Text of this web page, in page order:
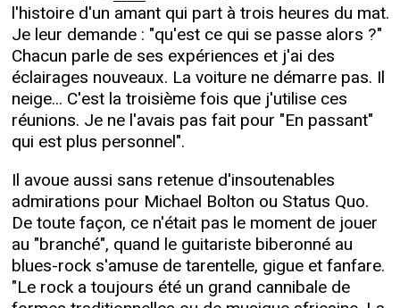
l'histoire d'un amant qui part à trois heures du mat.
Je leur demande : "qu'est ce qui se passe alors ?"
Chacun parle de ses expériences et j'ai des
éclairages nouveaux. La voiture ne démarre pas. Il
neige... C'est la troisième fois que j'utilise ces
réunions. Je ne l'avais pas fait pour "En passant"
qui est plus personnel".
Il avoue aussi sans retenue d'insoutenables
admirations pour Michael Bolton ou Status Quo.
De toute façon, ce n'était pas le moment de jouer
au "branché", quand le guitariste biberonné au
blues-rock s'amuse de tarentelle, gigue et fanfare.
"Le rock a toujours été un grand cannibale de